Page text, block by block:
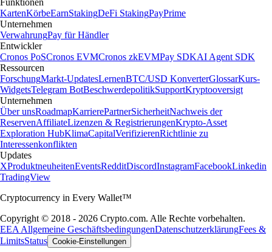
Funktionen
KartenKörbeEarnStakingDeFi StakingPayPrime
Unternehmen
VerwahrungPay für Händler
Entwickler
Cronos PoSCronos EVMCronos zkEVMPay SDKAI Agent SDK
Ressourcen
ForschungMarkt-UpdatesLernenBTC/USD KonverterGlossarKurs-
WidgetsTelegram BotBeschwerdepolitikSupportKryptooversigt
Unternehmen
Über unsRoadmapKarrierePartnerSicherheitNachweis der
ReservenAffiliateLizenzen & RegistrierungenKrypto-Asset
Exploration HubKlimaCapitalVerifizierenRichtlinie zu
Interessenkonflikten
Updates
XProduktneuheitenEventsRedditDiscordInstagramFacebookLinkedin
TradingView
Cryptocurrency in Every Wallet™
Copyright © 2018 - 2026 Crypto.com. Alle Rechte vorbehalten.
EEA Allgemeine GeschäftsbedingungenDatenschutzerklärungFees &
LimitsStatus Cookie-Einstellungen